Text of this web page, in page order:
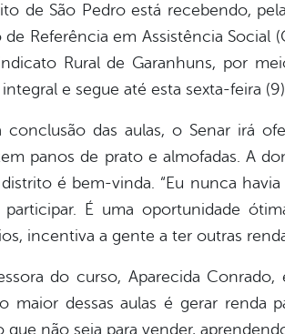
de São Pedro está recebendo,
de Referência em Assistência Social
Rural de Garanhuns, por
e segue até esta sexta-feira
conclusão das aulas, o Senar irá
panos de prato e almofadas. A
é bem-vinda. “Eu nunca
É uma oportunidade
incentiva a gente a ter outras
do curso, Aparecida
maior dessas aulas é gerar renda
que não seja para vender,